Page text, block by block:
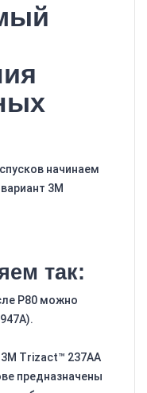
начинаем
3M
так:
Р80 можно
Trizact™ 237AA
предназначены